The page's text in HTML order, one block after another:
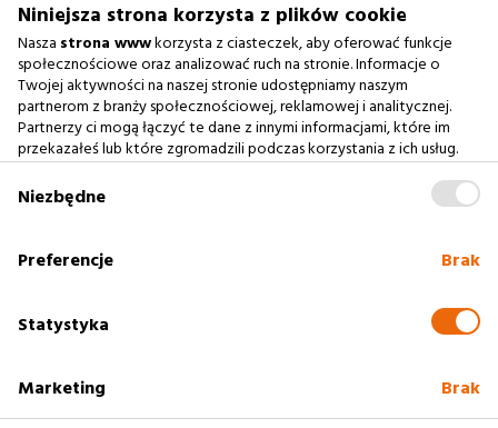
Zobacz również
Agencja Interaktywna
Baza Wiedzy
Polityka cookies
Niniejsza strona korzysta z plików cookie
Nasza strona wwwkorzysta z ciasteczek, aby oferować funkcje
społecznościowe oraz analizować ruch na stronie. Informacje o
Twojej aktywności na naszej stronie udostępniamy naszym
partnerom z branży społecznościowej, reklamowej i analitycznej.
Partnerzy ci mogą łączyć te dane z innymi informacjami, które im
przekazałeś lub które zgromadzili podczas korzystania z ich usług.
na prawidłowe działanie serwisu
Niezbędne
Preferencje Brak
Statystyka
Marketing Brak